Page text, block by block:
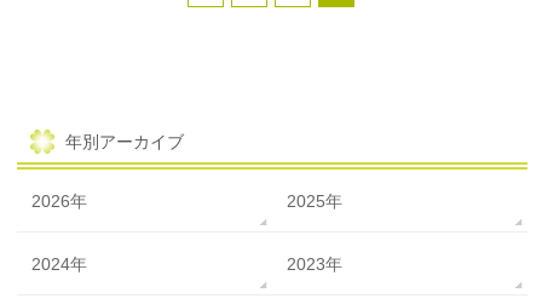
年別アーカイブ
2026年 2025年
2024年 2023年